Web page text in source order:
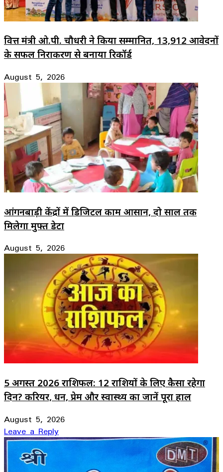
वित्त मंत्री ओ.पी. चौधरी ने किया सम्मानित, 13,912 आवेदनों
के सफल निराकरण से बनाया रिकॉर्ड
August 5, 2026
आंगनबाड़ी केंद्रों में डिजिटल काम आसान, दो साल तक
मिलेगा मुफ्त डेटा
August 5, 2026
5 अगस्त 2026 राशिफल: 12 राशियों के लिए कैसा रहेगा
दिन? करियर, धन, प्रेम और स्वास्थ्य का जानें पूरा हाल
August 5, 2026
Leave a Reply